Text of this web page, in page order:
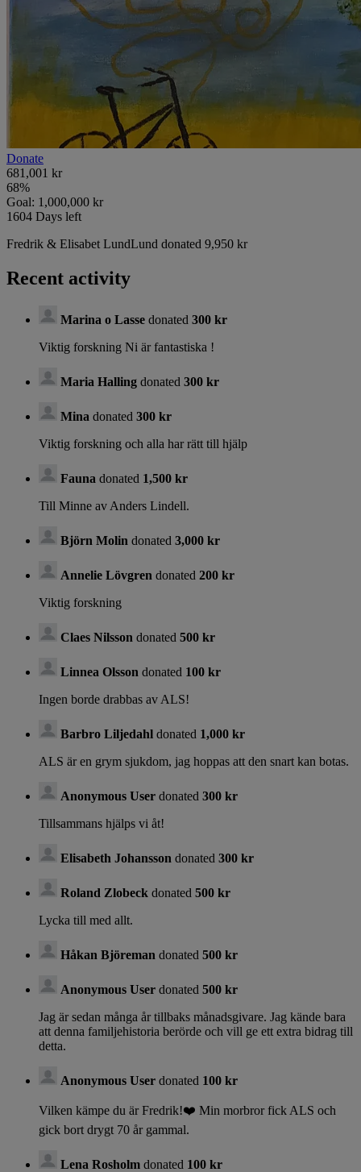
Donate
681,001 kr
68%
Goal: 1,000,000 kr
1604 Days left
Fredrik & Elisabet LundLund donated 9,950 kr
Recent activity
Marina o Lasse donated 300 kr
Viktig forskning Ni är fantastiska !
Maria Halling donated 300 kr
Mina donated 300 kr
Viktig forskning och alla har rätt till hjälp
Fauna donated 1,500 kr
Till Minne av Anders Lindell.
Björn Molin donated 3,000 kr
Annelie Lövgren donated 200 kr
Viktig forskning
Claes Nilsson donated 500 kr
Linnea Olsson donated 100 kr
Ingen borde drabbas av ALS!
Barbro Liljedahl donated 1,000 kr
ALS är en grym sjukdom, jag hoppas att den snart kan botas.
Anonymous User donated 300 kr
Tillsammans hjälps vi åt!
Elisabeth Johansson donated 300 kr
Roland Zlobeck donated 500 kr
Lycka till med allt.
Håkan Björeman donated 500 kr
Anonymous User donated 500 kr
Jag är sedan många år tillbaks månadsgivare. Jag kände bara
att denna familjehistoria berörde och vill ge ett extra bidrag till
detta.
Anonymous User donated 100 kr
Vilken kämpe du är Fredrik!❤️ Min morbror fick ALS och
gick bort drygt 70 år gammal.
Lena Rosholm donated 100 kr